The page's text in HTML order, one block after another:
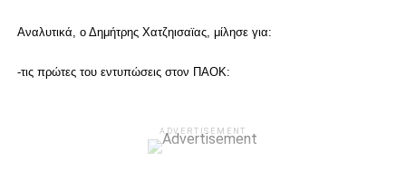
Αναλυτικά, ο Δημήτρης Χατζηισαϊας, μίλησε για:
-τις πρώτες του εντυπώσεις στον ΠΑΟΚ:
ADVERTISEMENT